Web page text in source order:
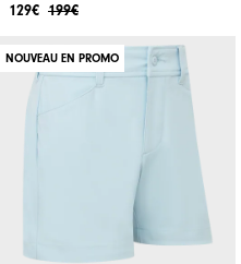
199€
129€
NOUVEAU EN PROMO